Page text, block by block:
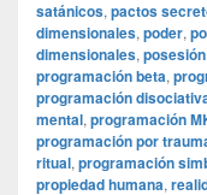
satánicos, pactos
dimensionales, poder,
dimensionales, posesión
programación beta,
programación
mental, programación
programación por
ritual, programación
propiedad humana,